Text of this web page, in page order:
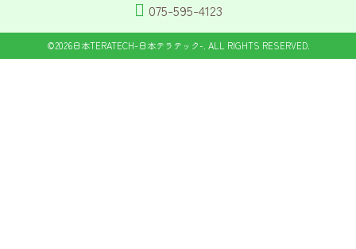
075-595-4123
©2026日本TERATECH-日本テラテック- . ALL RIGHTS RESERVED.